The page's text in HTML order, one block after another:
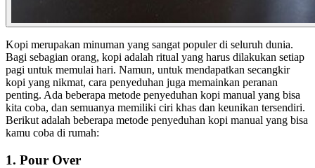
Kopi merupakan minuman yang sangat populer di seluruh dunia.
Bagi sebagian orang, kopi adalah ritual yang harus dilakukan setiap
pagi untuk memulai hari. Namun, untuk mendapatkan secangkir
kopi yang nikmat, cara penyeduhan juga memainkan peranan
penting. Ada beberapa metode penyeduhan kopi manual yang bisa
kita coba, dan semuanya memiliki ciri khas dan keunikan tersendiri.
Berikut adalah beberapa metode penyeduhan kopi manual yang bisa
kamu coba di rumah:
1. Pour Over